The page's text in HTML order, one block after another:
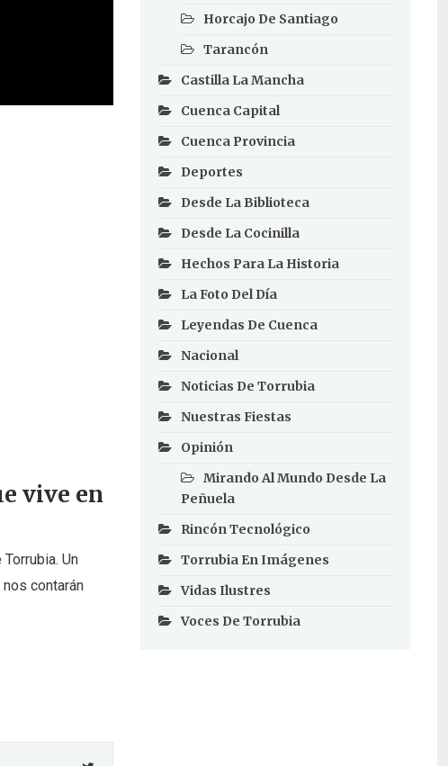
vive en
Un
contarán
Horcajo De Santiago
Tarancón
Castilla La Mancha
Cuenca Capital
Cuenca Provincia
Deportes
Desde La Biblioteca
Desde La Cocinilla
Hechos Para La Historia
La Foto Del Día
Leyendas De Cuenca
Nacional
Noticias De Torrubia
Nuestras Fiestas
Opinión
Mirando Al Mundo Desde La
Peñuela
Rincón Tecnológico
Torrubia En Imágenes
Vidas Ilustres
Voces De Torrubia